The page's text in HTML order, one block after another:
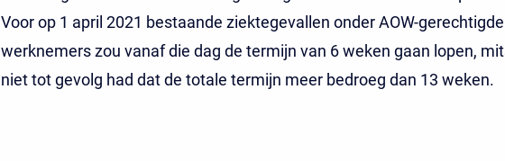
Voor op 1 april 2021 bestaande ziektegevallen onder AOW-gerechtigde
werknemers zou vanaf die dag de termijn van 6 weken gaan lopen,
niet tot gevolg had dat de totale termijn meer bedroeg dan 13 weken.